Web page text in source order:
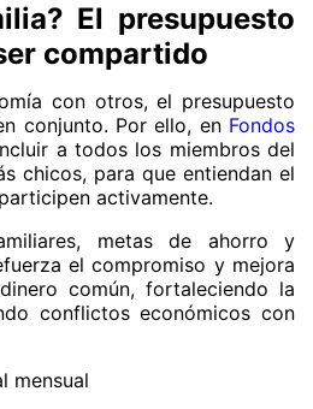
El presupuesto
compartido
con otros, el presupuesto
conjunto. Por ello, en Fondos
a todos los miembros del
chicos, para que entiendan el
activamente.
metas de ahorro y
el compromiso y mejora
común, fortaleciendo la
conflictos económicos con